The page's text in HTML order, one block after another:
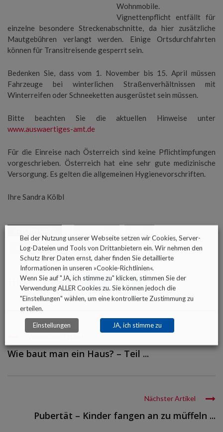
Wohnmobile.
Vignettenpflicht entfällt für
einzelne besondere Streckenabschnitte, da hier zusätzliche
Mautgebühren verlangt werden. Einige Ortsdurchfahrten
können für Transitreisende gesperrt sein.
Bedenken Sie, dass vom 1. November bis 15. April müssen
Fahrzeuge bei winterlichen Straßenverhältnissen mit
Winterreifen oder Schneeketten ausgerüstet sein müssen.
Bitte beachten Sie die aktuellen Hinweise unter
www.auswaertiges-amt.de
Für die Einreise nach Österreich sind keine Pflichtimpfungen
vorgeschrieben. Österreich hat eine sehr gute medizinische
Versorgung. Es gelten die allgemeinen Hygienevorschriften.
Ihre Sandra Kölbl
SCHLAUMEX-SERIE WICHTIG
TEILEN:
Wie baut man ein Haus? – Teil ...
Nächster Artikel
Pubertät – Kinder fangen an zu müffeln ...
Bei der Nutzung unserer Webseite setzen wir Cookies, Server-
Log-Dateien und Tools von Drittanbietern ein. Wir nehmen den
Schutz Ihrer Daten ernst, daher finden Sie detaillierte
Informationen in unseren »Cookie-Richtlinien«.
Wenn Sie auf "JA, ich stimme zu" klicken, stimmen Sie der
Verwendung ALLER Cookies zu. Sie können jedoch die
"Einstellungen" wählen, um eine kontrollierte Zustimmung zu
erteilen.
Einstellungen JA, ich stimme zu